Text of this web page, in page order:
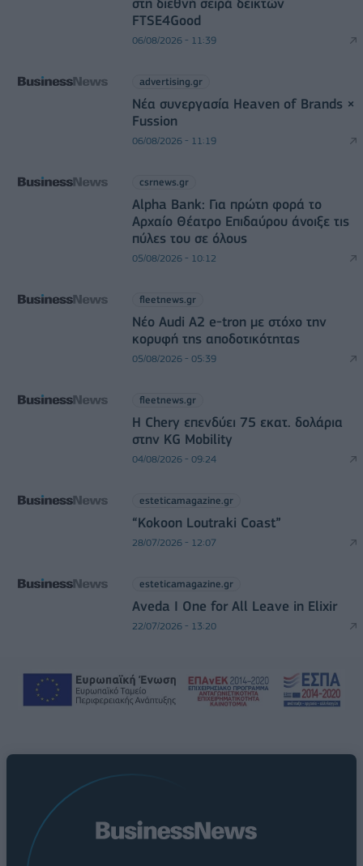
στη διεθνή σειρά δεικτών
FTSE4Good
06/08/2026 - 11:39
advertising.gr
Νέα συνεργασία Heaven of Brands ×
Fussion
06/08/2026 - 11:19
csrnews.gr
Alpha Bank: Για πρώτη φορά το
Αρχαίο Θέατρο Επιδαύρου άνοιξε τις
πύλες του σε όλους
05/08/2026 - 10:12
fleetnews.gr
Νέο Audi A2 e-tron με στόχο την
κορυφή της αποδοτικότητας
05/08/2026 - 05:39
fleetnews.gr
Η Chery επενδύει 75 εκατ. δολάρια
στην KG Mobility
04/08/2026 - 09:24
esteticamagazine.gr
“Kokoon Loutraki Coast”
28/07/2026 - 12:07
esteticamagazine.gr
Aveda I One for All Leave in Elixir
22/07/2026 - 13:20